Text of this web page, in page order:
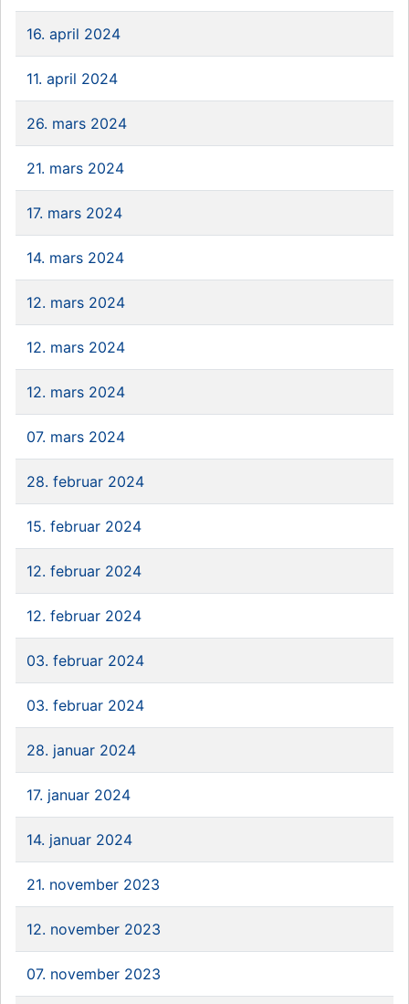
16. april 2024
11. april 2024
26. mars 2024
21. mars 2024
17. mars 2024
14. mars 2024
12. mars 2024
12. mars 2024
12. mars 2024
07. mars 2024
28. februar 2024
15. februar 2024
12. februar 2024
12. februar 2024
03. februar 2024
03. februar 2024
28. januar 2024
17. januar 2024
14. januar 2024
21. november 2023
12. november 2023
07. november 2023